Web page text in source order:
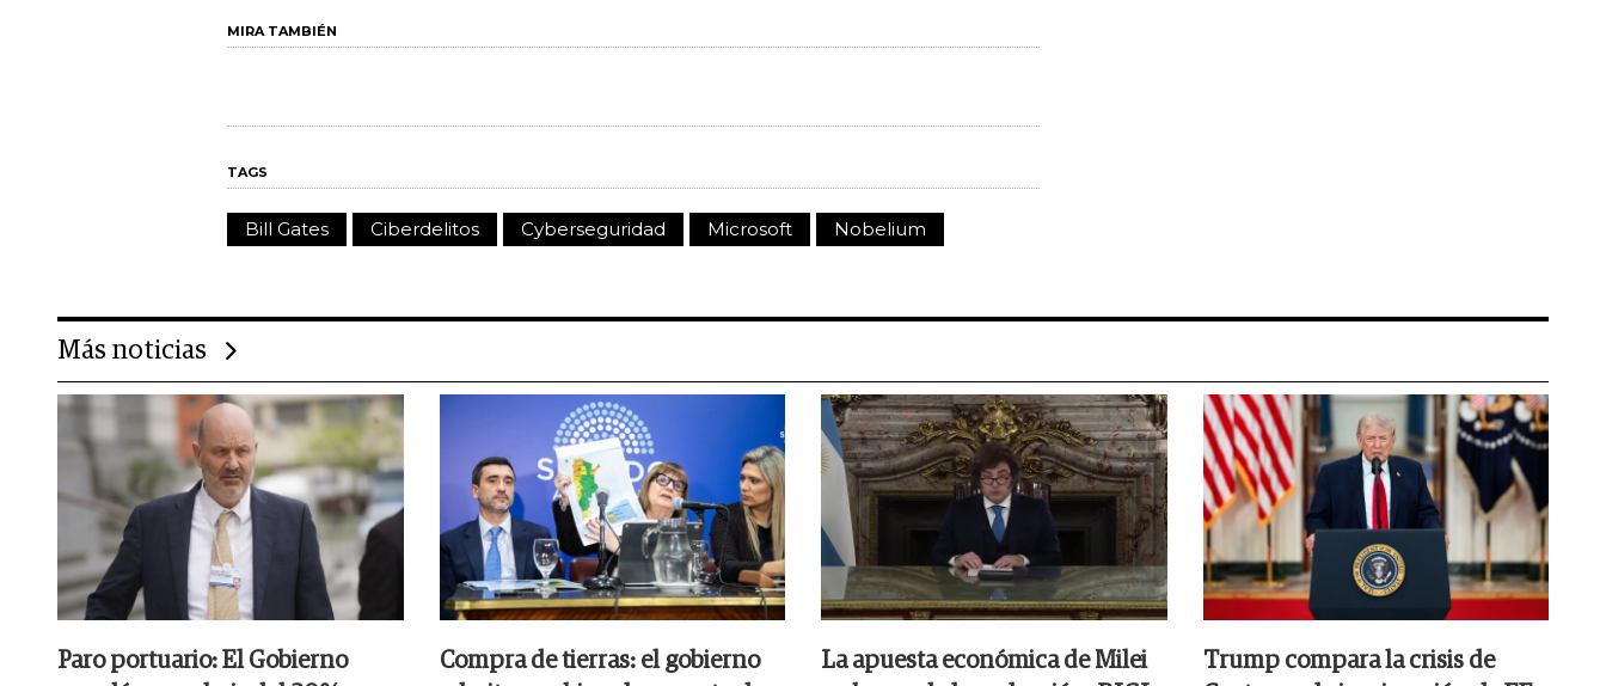
MIRA TAMBIÉN
TAGS
Bill Gates Ciberdelitos Cyberseguridad Microsoft Nobelium
Más noticias
Paro portuario: El Gobierno
Compra de tierras: el gobierno
La apuesta económica de Milei
Trump compara la crisis de